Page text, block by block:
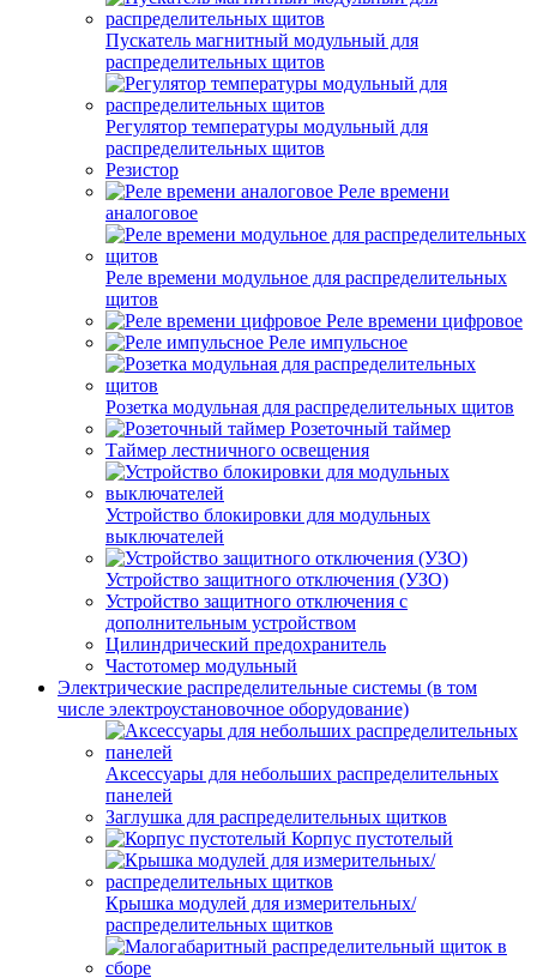
Пускатель магнитный модульный для
распределительных щитов
Регулятор температуры модульный для
распределительных щитов
Резистор
Реле времени
аналоговое
Реле времени модульное для распределительных
щитов
Реле времени цифровое
Реле импульсное
Розетка модульная для распределительных щитов
Розеточный таймер
Таймер лестничного освещения
Устройство блокировки для модульных
выключателей
Устройство защитного отключения (УЗО)
Устройство защитного отключения с
дополнительным устройством
Цилиндрический предохранитель
Частотомер модульный
Электрические распределительные системы (в том
числе электроустановочное оборудование)
Аксессуары для небольших распределительных
панелей
Заглушка для распределительных щитков
Корпус пустотелый
Крышка модулей для измерительных/
распределительных щитков